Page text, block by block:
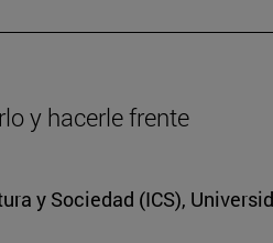
y hacerle frente
y Sociedad (ICS),